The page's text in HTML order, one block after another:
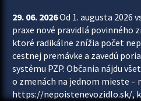
29. 06. 2026Od 1. augusta 2026
praxe nové pravidlá povinného
ktoré radikálne znížia počet
cestnej premávke a zavedú
systému PZP. Občania nájdu
o zmenách na jednom mieste
https://nepoistenevozidlo.sk/,